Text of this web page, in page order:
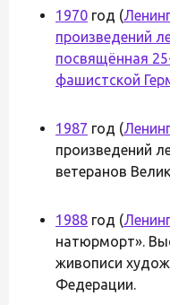
1970 год (
произведений
посвящённая
фашистской
1987 год (
произведений
ветеранов
1988 год (
натюрморт».
живописи
Федерации.